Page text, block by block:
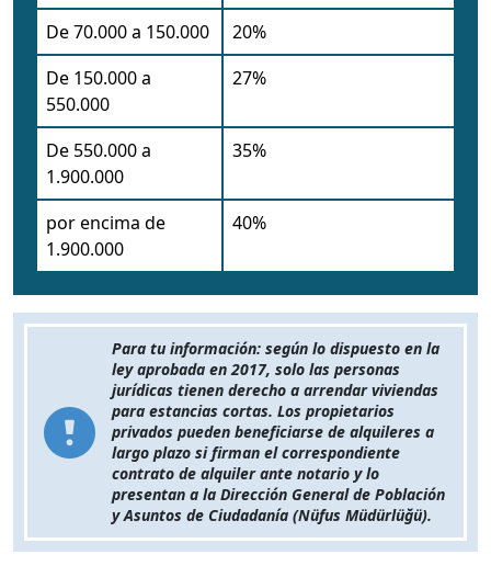
De 70.000 a 150.000
20%
De 150.000 a
550.000
27%
De 550.000 a
1.900.000
35%
por encima de
1.900.000
40%
Para tu información: según lo dispuesto en la
ley aprobada en 2017, solo las personas
jurídicas tienen derecho a arrendar viviendas
para estancias cortas. Los propietarios
privados pueden beneficiarse de alquileres a
largo plazo si firman el correspondiente
contrato de alquiler ante notario y lo
presentan a la Dirección General de Población
y Asuntos de Ciudadanía (Nüfus Müdürlüğü).